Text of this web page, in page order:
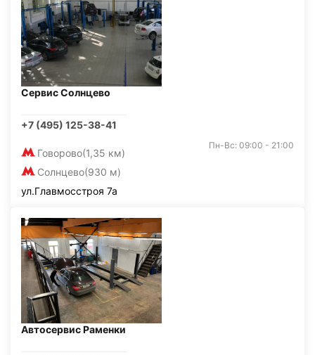
Сервис Солнцево
+7 (495) 125-38-41
Говорово(1,35 км)
Солнцево(930 м)
Пн-Вс: 09:00 - 21:00
ул.Главмосстроя 7а
Автосервис Раменки